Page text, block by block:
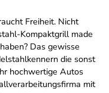
Freiheit. Nicht
Kompaktgrill made
Das gewisse
die sonst
hochwertige Autos
mit